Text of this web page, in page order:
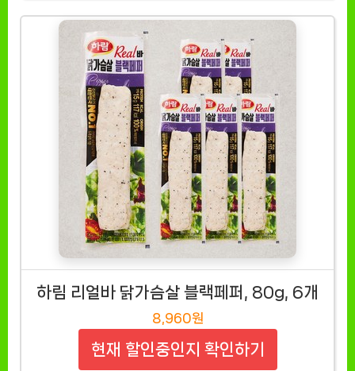
하림 리얼바 닭가슴살 블랙페퍼, 80g, 6개
8,960원
현재 할인중인지 확인하기